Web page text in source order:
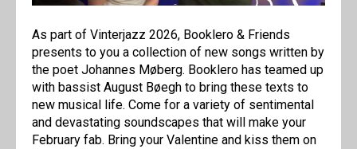
As part of Vinterjazz 2026, Booklero & Friends
presents to you a collection of new songs written by
the poet Johannes Møberg. Booklero has teamed up
with bassist August Bøegh to bring these texts to
new musical life. Come for a variety of sentimental
and devastating soundscapes that will make your
February fab. Bring your Valentine and kiss them on